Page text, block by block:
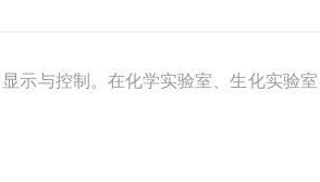
示与控制。在化学实验室、生化实验